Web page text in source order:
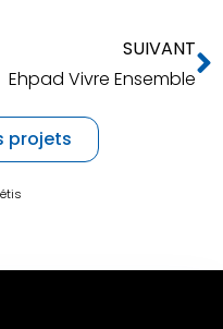
SUIVANT
Ehpad Vivre Ensemble
projets